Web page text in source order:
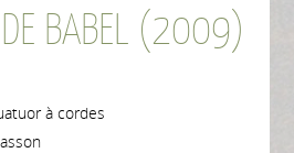
DE BABEL (2009)
à cordes